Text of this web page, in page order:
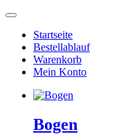
Startseite
Bestellablauf
Warenkorb
Mein Konto
Bogen